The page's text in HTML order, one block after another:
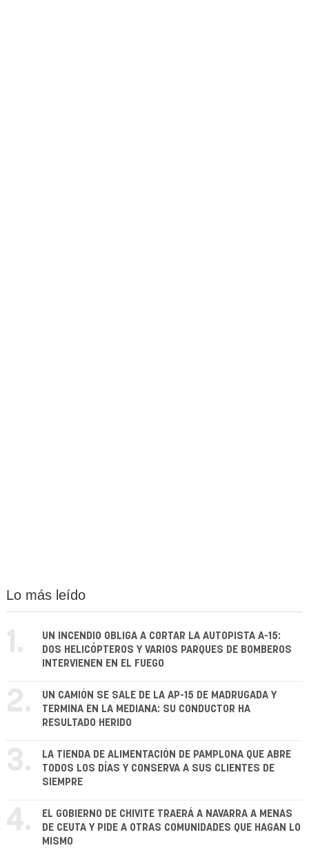
Lo más leído
1.
UN INCENDIO OBLIGA A CORTAR LA AUTOPISTA A-15:
DOS HELICÓPTEROS Y VARIOS PARQUES DE BOMBEROS
INTERVIENEN EN EL FUEGO
2.
UN CAMIÓN SE SALE DE LA AP-15 DE MADRUGADA Y
TERMINA EN LA MEDIANA: SU CONDUCTOR HA
RESULTADO HERIDO
3.
LA TIENDA DE ALIMENTACIÓN DE PAMPLONA QUE ABRE
TODOS LOS DÍAS Y CONSERVA A SUS CLIENTES DE
SIEMPRE
4.
EL GOBIERNO DE CHIVITE TRAERÁ A NAVARRA A MENAS
DE CEUTA Y PIDE A OTRAS COMUNIDADES QUE HAGAN LO
MISMO